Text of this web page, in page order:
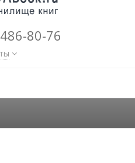
80-76